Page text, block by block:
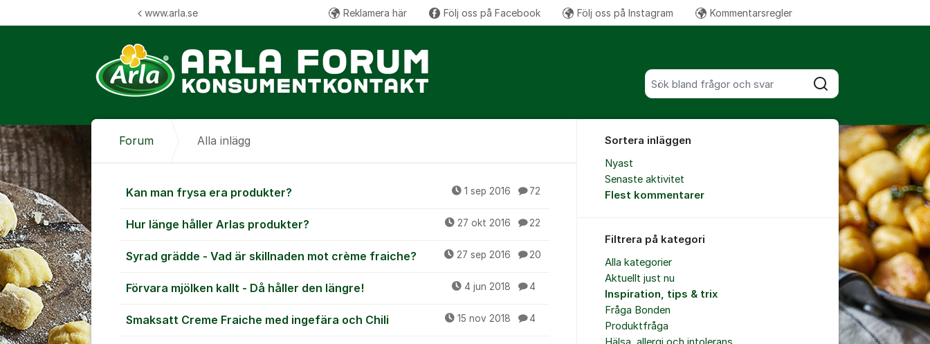
Sök bland alla inlägg
Sök
www.arla.se Reklamera här Följ oss på Facebook Följ oss på Instagram KommentarsreglerFler supportlänkar
Forum Alla inlägg
Alla inlägg
Kan man frysa era produkter? 1 sep 2016 72
Hur länge håller Arlas produkter? 27 okt 2016 22
Syrad grädde - Vad är skillnaden mot crème fraiche? 27 sep 2016 20
Förvara mjölken kallt - Då håller den längre! 4 jun 2018 4
Smaksatt Creme Fraiche med ingefära och Chili 15 nov 2018 4
Sortera inläggen
Nyast
Senaste aktivitet
Flest kommentarer
Filtrera på kategori
Alla kategorier
Aktuellt just nu
Inspiration, tips & trix
Fråga Bonden
Produktfråga